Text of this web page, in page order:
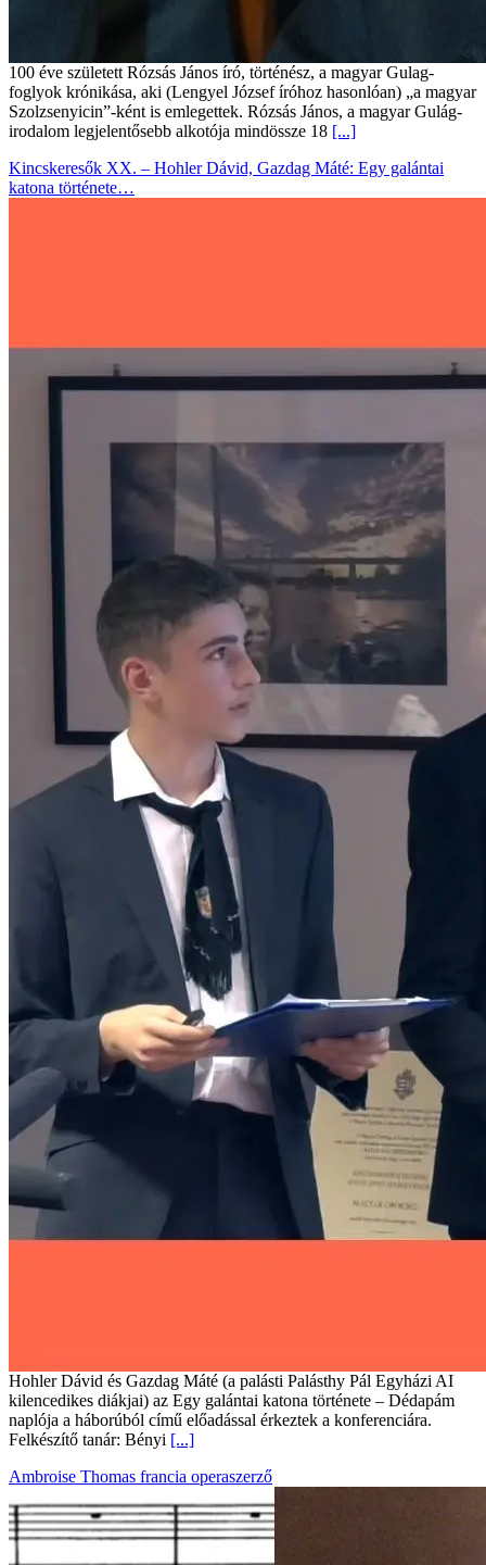
100 éve született Rózsás János író, történész, a magyar Gulag-
foglyok krónikása, aki (Lengyel József íróhoz hasonlóan) „a magyar
Szolzsenyicin”-ként is emlegettek. Rózsás János, a magyar Gulág-
irodalom legjelentősebb alkotója mindössze 18 [...]
Kincskeresők XX. – Hohler Dávid, Gazdag Máté: Egy galántai
katona története…
Hohler Dávid és Gazdag Máté (a palásti Palásthy Pál Egyházi AI
kilencedikes diákjai) az Egy galántai katona története – Dédapám
naplója a háborúból című előadással érkeztek a konferenciára.
Felkészítő tanár: Bényi [...]
Ambroise Thomas francia operaszerző